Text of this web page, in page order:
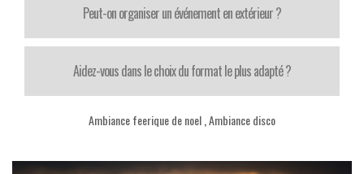
Peut-on organiser un événement en extérieur ?
Aidez-vous dans le choix du format le plus adapté ?
Ambiance feerique de noel Ambiance disco